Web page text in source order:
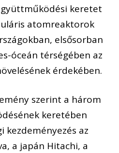
keretet
atomreaktorok
elsősorban
óceán térségében az
érdekében.
szerint a három
keretében
az
a japán Hitachi, a